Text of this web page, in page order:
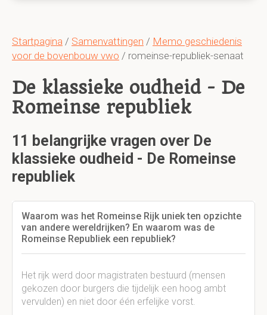
Startpagina / Samenvattingen / Memo geschiedenis
voor de bovenbouw vwo / romeinse-republiek-senaat
De klassieke oudheid - De
Romeinse republiek
11 belangrijke vragen over De
klassieke oudheid - De Romeinse
republiek
Waarom was het Romeinse Rijk uniek ten opzichte
van andere wereldrijken? En waarom was de
Romeinse Republiek een republiek?
Het rijk werd door magistraten bestuurd (mensen
gekozen door burgers die tijdelijk een hoog ambt
vervulden) en niet door één erfelijke vorst.